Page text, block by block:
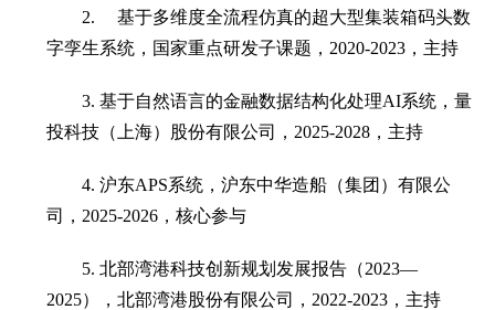
2.
基于多维度全流程仿真的超大型集装箱码头数
字孪生系统，国家重点研发子课题， 2020-2023，主持
3. 基于自然语言的金融数据结构化处理AI系统，量
投科技（上海）股份有限公司， 2025-2028，主持
4. 沪东APS系统，沪东中华造船（集团）有限公
司， 2025-2026，核心参与
5. 北部湾港科技创新规划发展报告（2023—
2025），北部湾港股份有限公司， 2022-2023，主持